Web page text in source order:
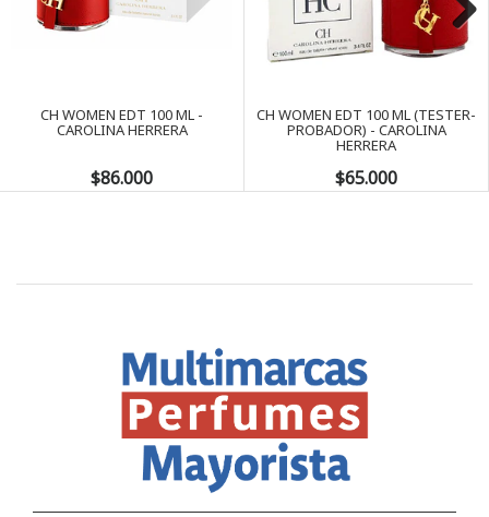
CH WOMEN EDT 100 ML -
CAROLINA HERRERA
$86.000
CH WOMEN EDT 100 ML (TESTER-
PROBADOR) - CAROLINA
HERRERA
$65.000
Next